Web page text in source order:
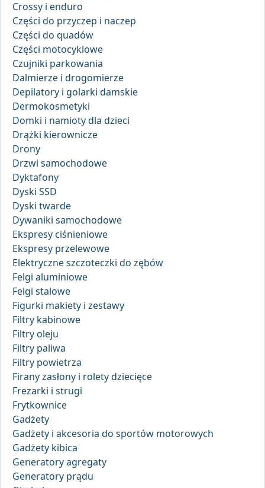
Crossy i enduro
Części do przyczep i naczep
Części do quadów
Części motocyklowe
Czujniki parkowania
Dalmierze i drogomierze
Depilatory i golarki damskie
Dermokosmetyki
Domki i namioty dla dzieci
Drążki kierownicze
Drony
Drzwi samochodowe
Dyktafony
Dyski SSD
Dyski twarde
Dywaniki samochodowe
Ekspresy ciśnieniowe
Ekspresy przelewowe
Elektryczne szczoteczki do zębów
Felgi aluminiowe
Felgi stalowe
Figurki makiety i zestawy
Filtry kabinowe
Filtry oleju
Filtry paliwa
Filtry powietrza
Firany zasłony i rolety dziecięce
Frezarki i strugi
Frytkownice
Gadżety
Gadżety i akcesoria do sportów motorowych
Gadżety kibica
Generatory agregaty
Generatory prądu